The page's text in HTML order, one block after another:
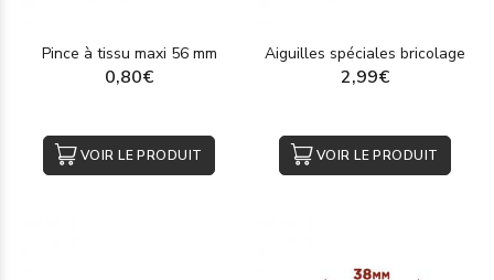
Pince à tissu maxi 56 mm
0,80€
VOIR LE PRODUIT
Aiguilles spéciales bricolage
2,99€
VOIR LE PRODUIT